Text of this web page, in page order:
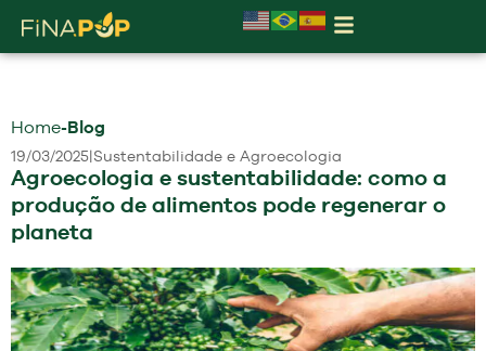
Home-Blog
19/03/2025|Sustentabilidade e Agroecologia
Agroecologia e sustentabilidade: como a
produção de alimentos pode regenerar o
planeta